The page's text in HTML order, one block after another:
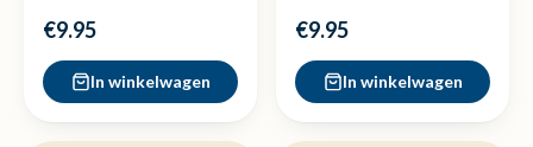
€9.95
In winkelwagen
€9.95
In winkelwagen